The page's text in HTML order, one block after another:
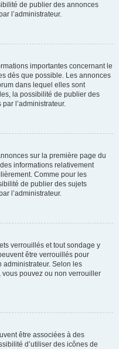
de publier des annonces
l’administrateur.
importantes concernant le
dès que possible. Les annonces
dans lequel elles sont
la possibilité de publier des
l’administrateur.
sur la première page du
informations relativement
Comme pour les
de publier des sujets
l’administrateur.
verrouillés et tout sondage y
être verrouillés pour
administrateur. Selon les
vous pouvez ou non verrouiller
être associées à des
d’utiliser des icônes de